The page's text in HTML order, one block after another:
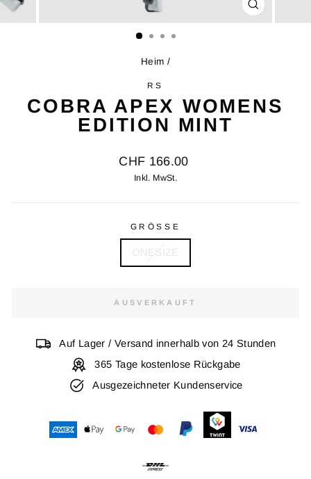
ESC)
Heim /
RS
COBRA APEX WOMENS
EDITION MINT
Ursprünglicher
Preis
CHF 166.00
Inkl. MwSt.
GRÖSSE
ONESIZE
AUSVERKAUFT
Auf Lager / Versand innerhalb von 24 Stunden
365 Tage kostenlose Rückgabe
Ausgezeichneter Kundenservice